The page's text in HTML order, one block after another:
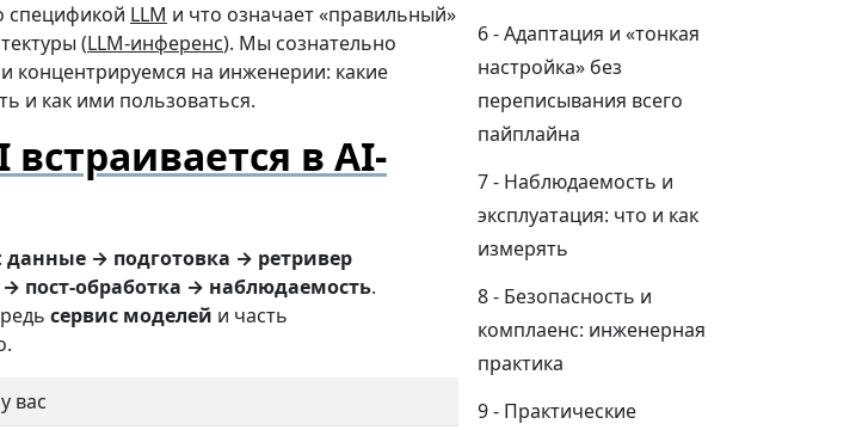
Адаптация и «тонкая
настройка» без
переписывания всего
пайплайна
Наблюдаемость и
эксплуатация: что и как
измерять
Безопасность и
комплаенс: инженерная
практика
Практические
спецификой LLM и что означает «правильный»
(LLM-инференс). Мы сознательно
концентрируемся на инженерии: какие
и как ими пользоваться.
встраивается в AI-
данные → подготовка → ретривер
пост-обработка → наблюдаемость.
сервис моделей и часть
вас
Что даёт Together AI